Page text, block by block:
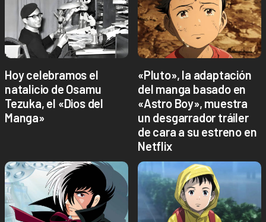
Hoy celebramos el
natalicio de Osamu
Tezuka, el «Dios del
Manga»
«Pluto», la adaptación
del manga basado en
«Astro Boy», muestra
un desgarrador tráiler
de cara a su estreno en
Netflix